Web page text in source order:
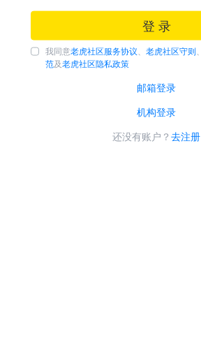
登 录
我同意老虎社区服务协议 老虎社区守则
范及老虎社区隐私政策
邮箱登录
机构登录
还没有账户？ 去注册